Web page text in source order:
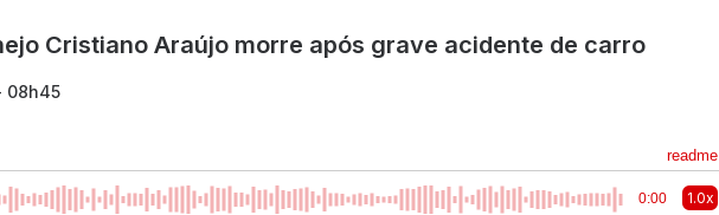
Cristiano Araújo morre após grave acidente de carro
08h45
readme
0:00 1.0x